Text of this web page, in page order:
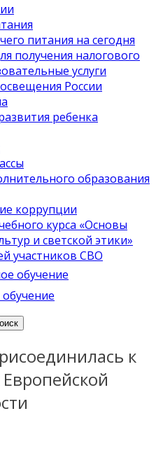
питания на сегодня
получения налогового
услуги
России
ребенка
образования
коррупции
курса «Основы
и светской этики»
участников СВО
обучение
к